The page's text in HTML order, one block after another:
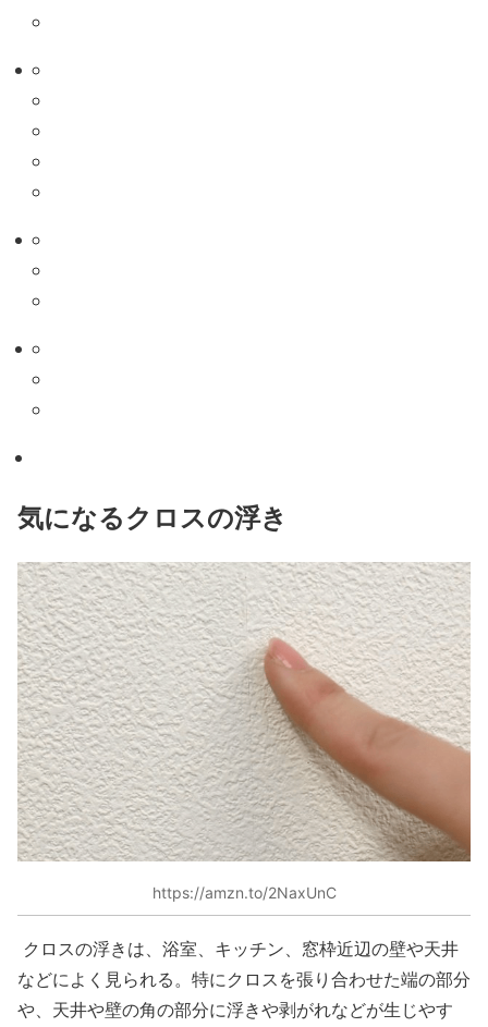
気になるクロスの浮き
https://amzn.to/2NaxUnC
クロスの浮きは、浴室、キッチン、窓枠近辺の壁や天井
などによく見られる。特にクロスを張り合わせた端の部分
や、天井や壁の角の部分に浮きや剥がれなどが生じやす